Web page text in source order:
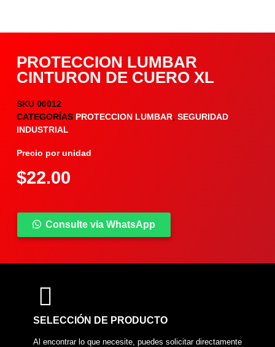
PROTECCION LUMBAR
CINTURON DE CUERO XL
SKU 00012
CATEGORÍAS PROTECCION LUMBAR, SEGURIDAD
INDUSTRIAL
Precio por unidad
$22.00
Consulte via WhatsApp
COMPARTIR PRODUCTO
SELECCIÓN DE PRODUCTO
Al encontrar lo que necesite, puedes solicitar directamente